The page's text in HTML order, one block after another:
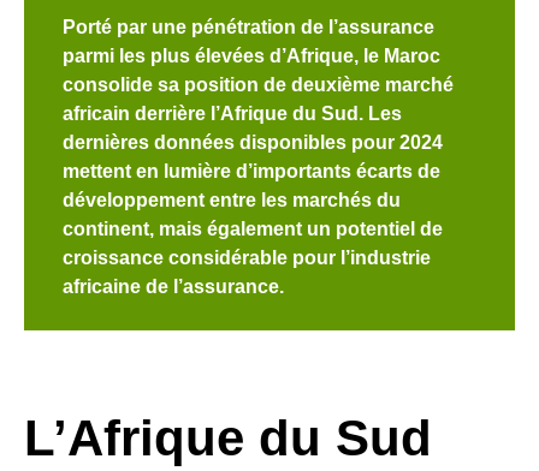
Porté par une pénétration de l’assurance
parmi les plus élevées d’Afrique, le Maroc
consolide sa position de deuxième marché
africain derrière l’Afrique du Sud. Les
dernières données disponibles pour 2024
mettent en lumière d’importants écarts de
développement entre les marchés du
continent, mais également un potentiel de
croissance considérable pour l’industrie
africaine de l’assurance.
L’Afrique du Sud